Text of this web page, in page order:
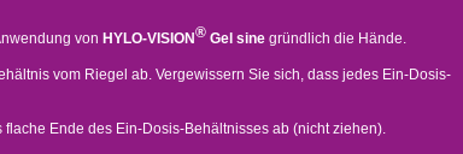
von HYLO-VISION®Gel sinegründlich die Hände.
vom Riegel ab. Vergewissern Sie sich, dass jedes Ein-Dosis-
Ende des Ein-Dosis-Behältnisses ab (nicht ziehen).